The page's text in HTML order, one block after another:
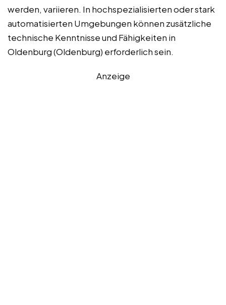
werden, variieren. In hochspezialisierten oder stark
automatisierten Umgebungen können zusätzliche
technische Kenntnisse und Fähigkeiten in
Oldenburg (Oldenburg) erforderlich sein.
Anzeige